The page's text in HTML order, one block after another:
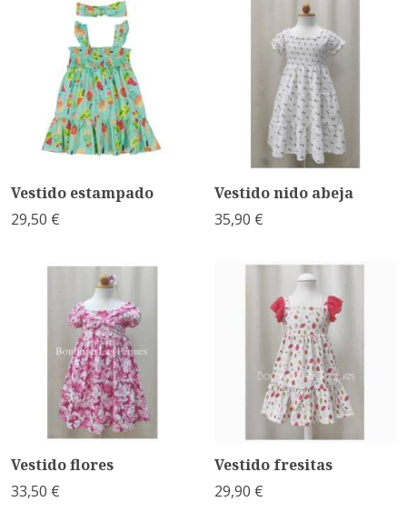
Vestido estampado
29,50 €
Vestido nido abeja
35,90 €
Vestido flores
33,50 €
Vestido fresitas
29,90 €